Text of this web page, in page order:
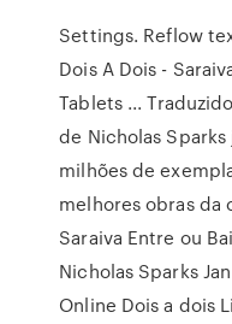
Settings. Reflow
Dois A Dois -
Tablets ...
de Nicholas
milhões de
melhores obras da
Saraiva Entre ou
Nicholas Sparks
Online Dois a dois